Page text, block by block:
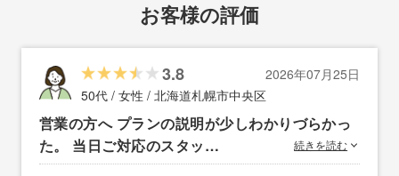
お客様の評価
3.8
2026年07月25日
50代 / 女性 / 北海道札幌市中央区
営業の方へ プランの説明が少しわかりづらかっ
た。 当日ご対応のスタッ…
続きを読む